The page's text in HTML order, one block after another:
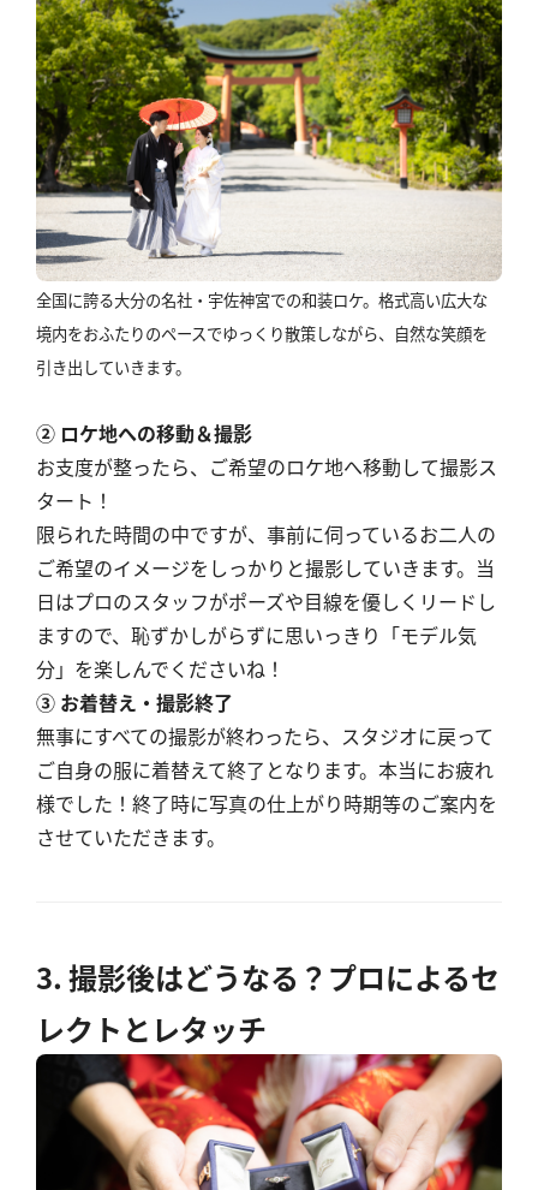
全国に誇る大分の名社・宇佐神宮での和装ロケ。格式高い広大な
境内をおふたりのペースでゆっくり散策しながら、自然な笑顔を
引き出していきます。
② ロケ地への移動＆撮影
お支度が整ったら、ご希望のロケ地へ移動して撮影ス
タート！
限られた時間の中ですが、事前に伺っているお二人の
ご希望のイメージをしっかりと撮影していきます。当
日はプロのスタッフがポーズや目線を優しくリードし
ますので、恥ずかしがらずに思いっきり「モデル気
分」を楽しんでくださいね！
③ お着替え・撮影終了
無事にすべての撮影が終わったら、スタジオに戻って
ご自身の服に着替えて終了となります。本当にお疲れ
様でした！終了時に写真の仕上がり時期等のご案内を
させていただきます。
3. 撮影後はどうなる？プロによるセ
レクトとレタッチ